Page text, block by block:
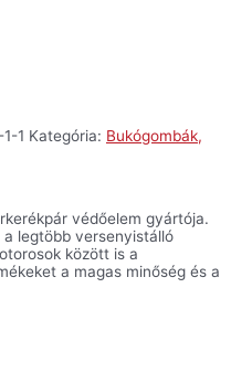
1 Kategória: Bukógombák,
védőelem gyártója.
legtöbb versenyistálló
között is a
a magas minőség és a